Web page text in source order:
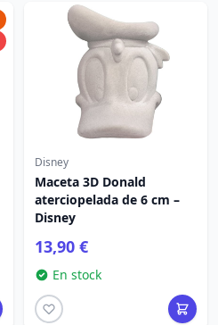
Disney
Maceta 3D Donald
aterciopelada de 6 cm –
Disney
13,90 €
En stock